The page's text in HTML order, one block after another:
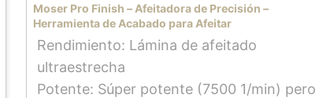
Moser Pro Finish – Afeitadora de Precisión –
Herramienta de Acabado para Afeitar
Rendimiento: Lámina de afeitado
ultraestrecha
Potente: Súper potente (7500 1/min) pero